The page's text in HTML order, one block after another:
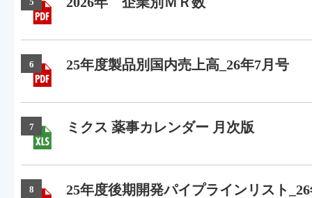
6 25年度製品別国内売上高_26年7月号
7 ミクス 薬事カレンダー 月次版
8 25年度後期開発パイプラインリスト